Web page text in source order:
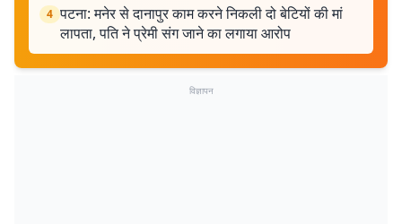
4 पटना: मनेर से दानापुर काम करने निकली दो बेटियों की मां
लापता, पति ने प्रेमी संग जाने का लगाया आरोप
विज्ञापन